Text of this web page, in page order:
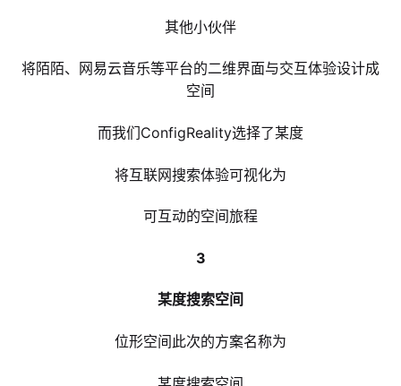
其他小伙伴
将陌陌、网易云音乐等平台的二维界面与交互体验设计成
空间
而我们ConfigReality选择了某度
将互联网搜索体验可视化为
可互动的空间旅程
3
某度搜索空间
位形空间此次的方案名称为